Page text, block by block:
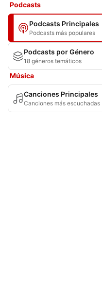
Podcasts
Podcasts Principales
Podcasts más populares
Podcasts por Género
18 géneros temáticos
Música
Canciones Principales
Canciones más escuchadas